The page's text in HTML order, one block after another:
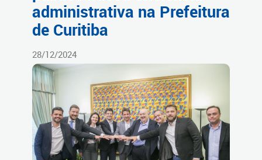
administrativa na Prefeitura
de Curitiba
28/12/2024